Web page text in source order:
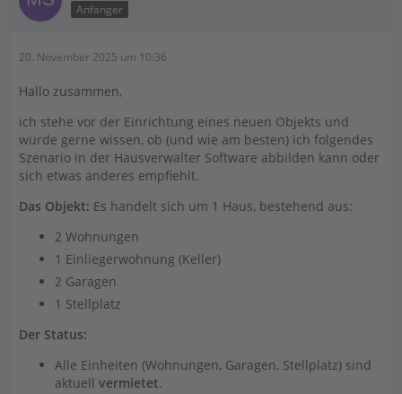
Anfänger
20. November 2025 um 10:36
Hallo zusammen,
ich stehe vor der Einrichtung eines neuen Objekts und
würde gerne wissen, ob (und wie am besten) ich folgendes
Szenario in der Hausverwalter Software abbilden kann oder
sich etwas anderes empfiehlt.
Das Objekt: Es handelt sich um 1 Haus, bestehend aus:
2 Wohnungen
1 Einliegerwohnung (Keller)
2 Garagen
1 Stellplatz
Der Status:
Alle Einheiten (Wohnungen, Garagen, Stellplatz) sind
aktuell vermietet.